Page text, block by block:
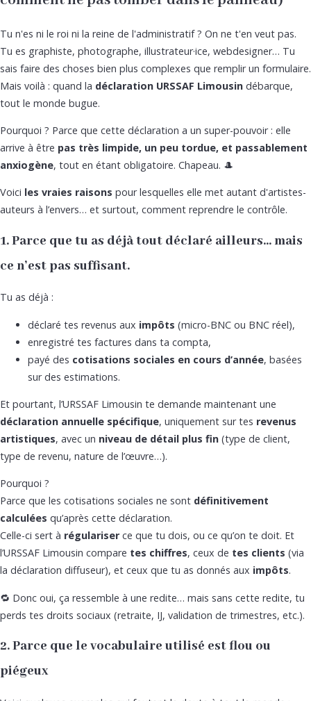
Tu n'es ni le roi ni la reine de l'administratif ? On ne t'en veut pas.
Tu es graphiste, photographe, illustrateur·ice, webdesigner… Tu
sais faire des choses bien plus complexes que remplir un formulaire.
Mais voilà : quand la déclaration URSSAF Limousin débarque,
tout le monde bugue.
Pourquoi ? Parce que cette déclaration a un super-pouvoir : elle
arrive à être pas très limpide, un peu tordue, et passablement
anxiogène, tout en étant obligatoire. Chapeau. 🎩
Voici les vraies raisons pour lesquelles elle met autant d'artistes-
auteurs à l’envers… et surtout, comment reprendre le contrôle.
1. Parce que tu as déjà tout déclaré ailleurs… mais
ce n’est pas suffisant.
Tu as déjà :
déclaré tes revenus aux impôts (micro-BNC ou BNC réel),
enregistré tes factures dans ta compta,
payé des cotisations sociales en cours d’année, basées
sur des estimations.
Et pourtant, l’URSSAF Limousin te demande maintenant une
déclaration annuelle spécifique, uniquement sur tes revenus
artistiques, avec un niveau de détail plus fin (type de client,
type de revenu, nature de l’œuvre…).
Pourquoi ?
Parce que les cotisations sociales ne sont définitivement
calculées qu’après cette déclaration.
Celle-ci sert à régulariser ce que tu dois, ou ce qu’on te doit. Et
l’URSSAF Limousin compare tes chiffres, ceux de tes clients (via
la déclaration diffuseur), et ceux que tu as donnés aux impôts.
🔁 Donc oui, ça ressemble à une redite… mais sans cette redite, tu
perds tes droits sociaux (retraite, IJ, validation de trimestres, etc.).
2. Parce que le vocabulaire utilisé est flou ou
piégeux